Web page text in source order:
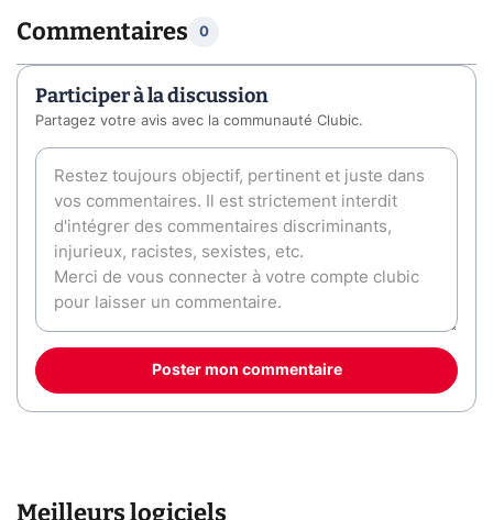
Commentaires 0
Participer à la discussion
Partagez votre avis avec la communauté Clubic.
Poster mon commentaire
Meilleurs logiciels